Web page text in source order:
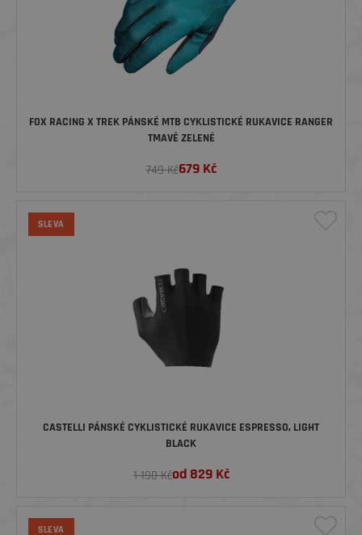
FOX RACING X TREK PÁNSKÉ MTB CYKLISTICKÉ RUKAVICE RANGER
TMAVĚ ZELENÉ
749 Kč679Kč
SLEVA
CASTELLI PÁNSKÉ CYKLISTICKÉ RUKAVICE ESPRESSO, LIGHT
BLACK
1 190 Kčod 829Kč
SLEVA